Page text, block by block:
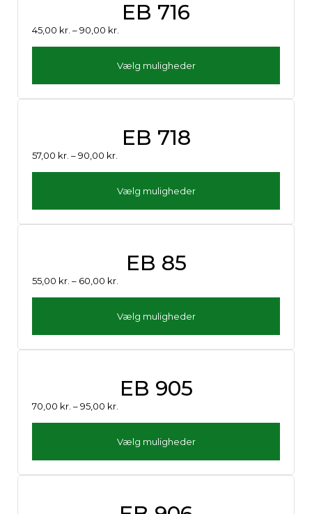
EB 716
45,00 kr. –90,00 kr.
Vælg muligheder
EB 718
57,00 kr. –90,00 kr.
Vælg muligheder
EB 85
55,00 kr. – 60,00 kr.
Vælg muligheder
EB 905
70,00 kr. –95,00 kr.
Vælg muligheder